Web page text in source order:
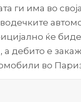
ги има во
ќе
дебито е
во